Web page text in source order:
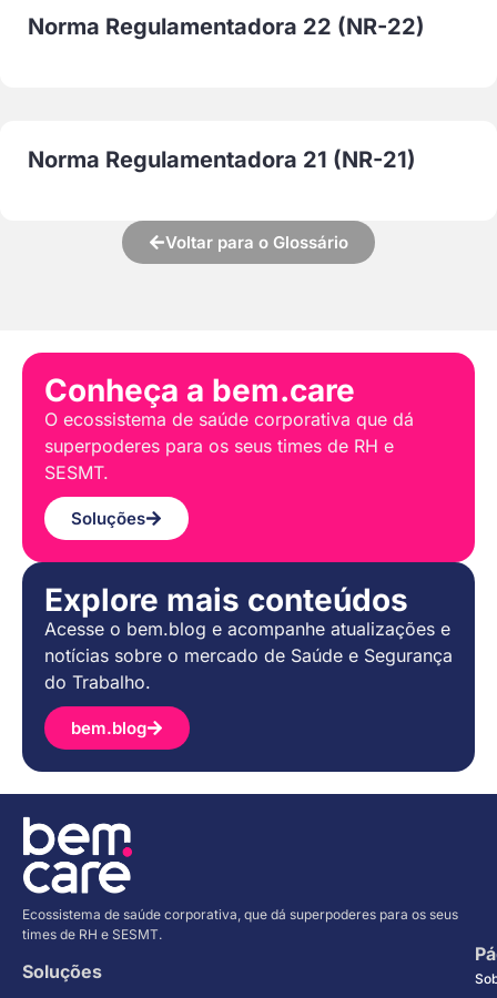
Norma Regulamentadora 22 (NR-22)
Norma Regulamentadora 21 (NR-21)
Voltar para o Glossário
Conheça a bem.care
O ecossistema de saúde corporativa que dá
superpoderes para os seus times de RH e
SESMT.
Soluções
Explore mais conteúdos
Acesse o bem.blog e acompanhe atualizações e
notícias sobre o mercado de Saúde e Segurança
do Trabalho.
bem.blog
Ecossistema de saúde corporativa, que dá superpoderes para os seus
times de RH e SESMT.
Soluções